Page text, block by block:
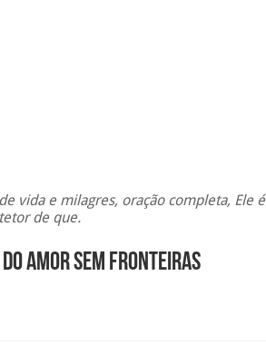
vida e milagres, oração completa, Ele é
de que.
do amor sem fronteiras